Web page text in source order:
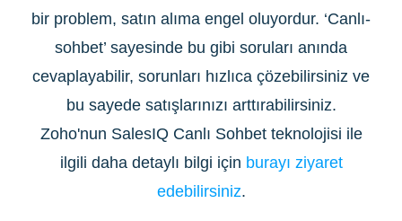
bir problem, satın alıma engel oluyordur. ‘Canlı-
sohbet’ sayesinde bu gibi soruları anında
cevaplayabilir, sorunları hızlıca çözebilirsiniz ve
bu sayede satışlarınızı arttırabilirsiniz.
Zoho'nun SalesIQ Canlı Sohbet teknolojisi ile
ilgili daha detaylı bilgi için burayı ziyaret
edebilirsiniz.